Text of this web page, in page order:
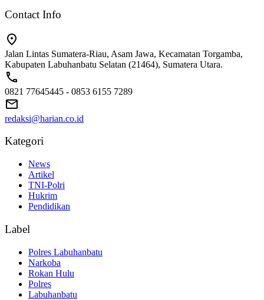
Contact Info
Jalan Lintas Sumatera-Riau, Asam Jawa, Kecamatan Torgamba,
Kabupaten Labuhanbatu Selatan (21464), Sumatera Utara.
0821 77645445 - 0853 6155 7289
redaksi@harian.co.id
Kategori
News
Artikel
TNI-Polri
Hukrim
Pendidikan
Label
Polres Labuhanbatu
Narkoba
Rokan Hulu
Polres
Labuhanbatu